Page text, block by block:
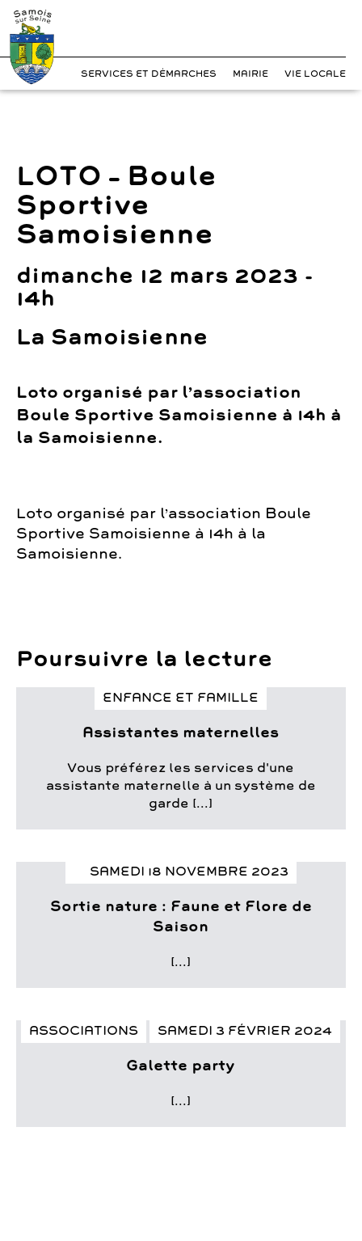
?>
Skip
to
content
SERVICES ET DÉMARCHES MAIRIE VIE LOCALE
LOTO – Boule
Sportive
Samoisienne
dimanche 12 mars 2023 -
14h
La Samoisienne
Loto organisé par l’association
Boule Sportive Samoisienne à 14h à
la Samoisienne.
Loto organisé par l’association Boule
Sportive Samoisienne à 14h à la
Samoisienne.
Poursuivre la lecture
ENFANCE ET FAMILLE
Assistantes maternelles
Vous préférez les services d'une
assistante maternelle à un système de
garde [...]
SAMEDI 18 NOVEMBRE 2023
Sortie nature : Faune et Flore de
Saison
[...]
ASSOCIATIONS SAMEDI 3 FÉVRIER 2024
Galette party
[...]
Cookies management panel